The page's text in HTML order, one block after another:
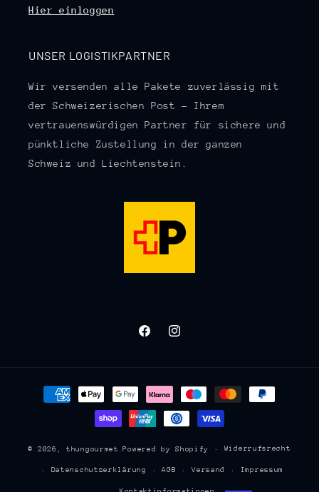
Hier einloggen
UNSER LOGISTIKPARTNER
Wir versenden alle Pakete zuverlässig mit
der Schweizerischen Post – Ihrem
vertrauenswürdigen Partner für sichere und
pünktliche Zustellung in der ganzen
Schweiz und Liechtenstein.
FacebookInstagram
Zahlungsmethoden
© 2026,thungourmet Powered by Shopify Widerrufsrecht
Datenschutzerklärung AGB Versand Impressum